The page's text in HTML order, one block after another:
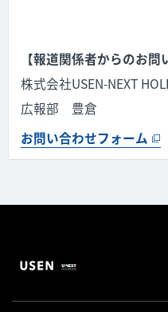
【報道関係者からのお問
株式会社USEN-NEXT
広報部 豊倉
お問い合わせフォーム